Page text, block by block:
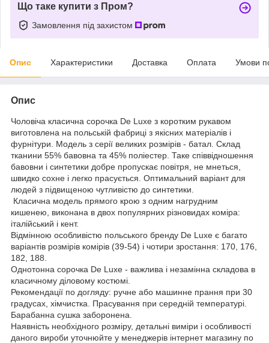
Що таке купити з Пром?
Замовлення під захистом
Опис Характеристики Доставка Оплата Умови
Опис
Чоловіча класична сорочка De Luxe з коротким рукавом
виготовлена на польській фабриці з якісних матеріалів і
фурнітури. Модель з серії великих розмірів - батал. Склад
тканини 55% бавовна та 45% поліестер. Таке співвідношення
бавовни і синтетики добре пропускає повітря, не мнеться,
швидко сохне і легко прасується. Оптимальний варіант для
людей з підвищеною чутливістю до синтетики.
Класична модель прямого крою з одним нагрудним
кишенею, виконана в двох популярних різновидах коміра:
італійський і кент.
Відмінною особливістю польського бренду De Luxe є багато
варіантів розмірів комірів (39-54) і чотири зростання: 170, 176,
182, 188.
Однотонна сорочка De Luxe - важлива і незамінна складова в
класичному діловому костюмі.
Рекомендації по догляду: ручне або машинне прання при 30
градусах, хімчистка. Прасування при середній температурі.
Барабанна сушка заборонена.
Наявність необхідного розміру, детальні виміри і особливості
даного вироби уточнюйте у менеджерів інтернет магазину по